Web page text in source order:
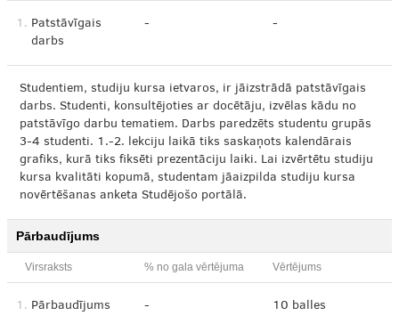
1. Patstāvīgais
darbs
- -
Studentiem, studiju kursa ietvaros, ir jāizstrādā patstāvīgais
darbs. Studenti, konsultējoties ar docētāju, izvēlas kādu no
patstāvīgo darbu tematiem. Darbs paredzēts studentu grupās
3-4 studenti. 1.-2. lekciju laikā tiks saskaņots kalendārais
grafiks, kurā tiks fiksēti prezentāciju laiki. Lai izvērtētu studiju
kursa kvalitāti kopumā, studentam jāaizpilda studiju kursa
novērtēšanas anketa Studējošo portālā.
Pārbaudījums
Virsraksts % no gala vērtējuma Vērtējums
1. Pārbaudījums - 10 balles